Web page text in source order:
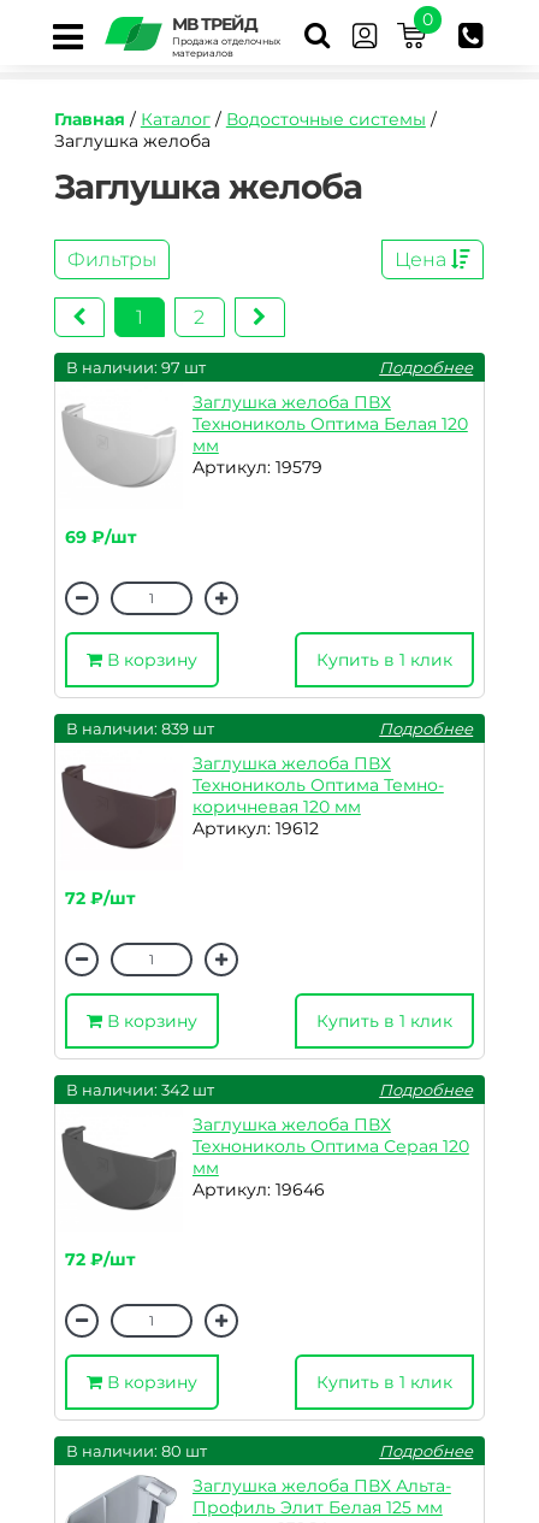
МВ ТРЕЙД
Продажа отделочных
материалов
0
Главная / Каталог/ Водосточные системы /
Заглушка желоба
Заглушка желоба
Фильтры Цена
1 2
В наличии: 97 шт Подробнее
Заглушка желоба ПВХ
Технониколь Оптима Белая 120
мм
Артикул: 19579
69 ₽/шт
В корзину Купить в 1 клик
В наличии: 839 шт Подробнее
Заглушка желоба ПВХ
Технониколь Оптима Темно-
коричневая 120 мм
Артикул: 19612
72 ₽/шт
В корзину Купить в 1 клик
В наличии: 342 шт Подробнее
Заглушка желоба ПВХ
Технониколь Оптима Серая 120
мм
Артикул: 19646
72 ₽/шт
В корзину Купить в 1 клик
В наличии: 80 шт Подробнее
Заглушка желоба ПВХ Альта-
Профиль Элит Белая 125 мм